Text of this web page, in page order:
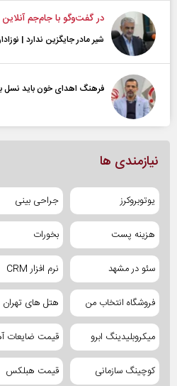
در گفت‌و‌گو با جام‌جم
شیر مادر جایگزین ندارد |
فرهنگ اهدای خون باید نسل
نیازمندی ها
یوتوبروکرز جراحی بینی
هزینه پست بخورات
سئو در مشهد نرم افزار CRM
فروشگاه انتخاب من هتل های تهران
میکروبلیدینگ ابرو قیمت ضایعات
کوچینگ سازمانی قیمت هبلکس